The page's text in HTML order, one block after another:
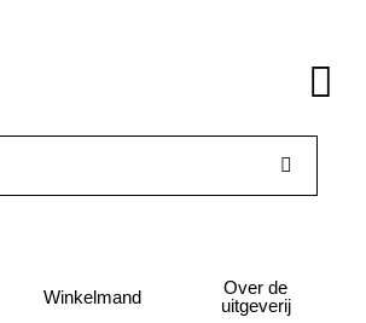
Winkelmand
Over de
uitgeverij